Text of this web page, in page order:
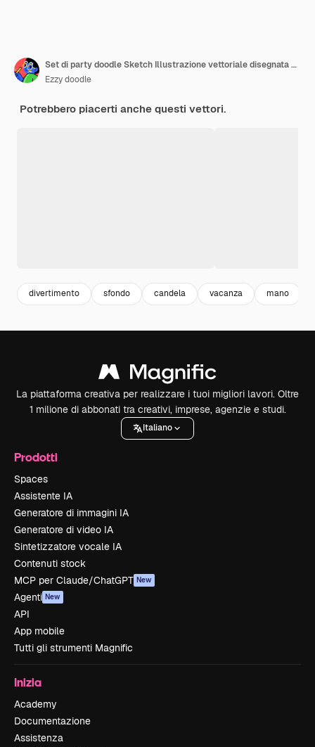
Set di party doodle Sketch Illustrazione vettoriale disegnata a mano
Ezzy doodle
Potrebbero piacerti anche questi vettori.
divertimento sfondo candela vacanza mano
La piattaforma creativa per realizzare i tuoi migliori lavori. Oltre
1 milione di abbonati tra creativi, imprese, agenzie e studi.
Italiano
Prodotti
Spaces
Assistente IA
Generatore di immagini IA
Generatore di video IA
Sintetizzatore vocale IA
Contenuti stock
MCP per Claude/ChatGPT New
Agenti New
API
App mobile
Tutti gli strumenti Magnific
Inizia
Academy
Documentazione
Assistenza